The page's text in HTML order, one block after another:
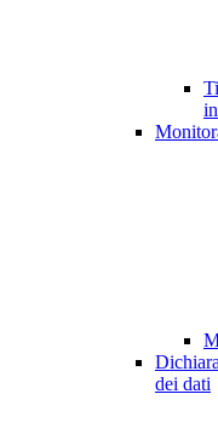
dei dati